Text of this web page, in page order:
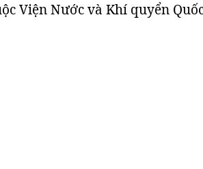
Viện Nước và Khí quyển